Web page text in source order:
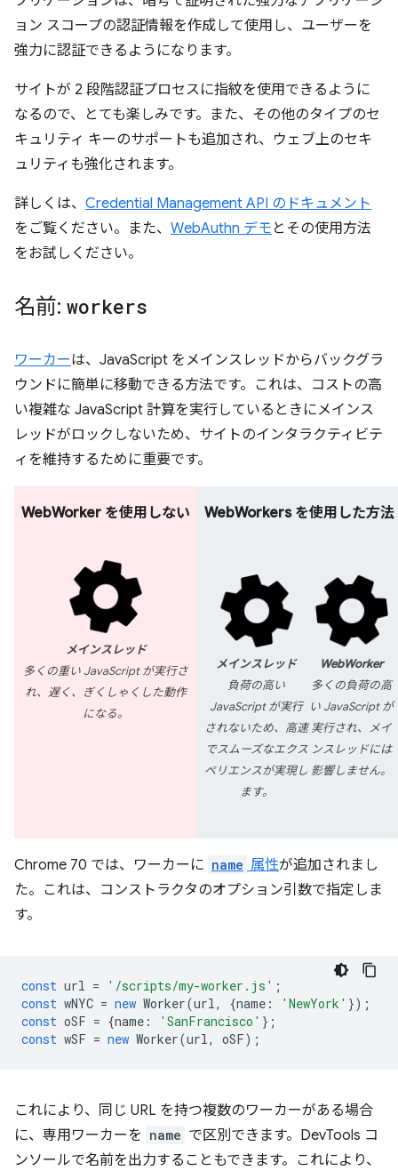
ョン スコープの認証情報を作成して使用し、ユーザーを
強力に認証できるようになります。
サイトが 2 段階認証プロセスに指紋を使用できるように
なるので、とても楽しみです。また、その他のタイプのセ
キュリティ キーのサポートも追加され、ウェブ上のセキ
ュリティも強化されます。
詳しくは、 Credential Management API のドキュメント
をご覧ください。また、 WebAuthn デモ とその使用方法
をお試しください。
名前: workers
ワーカーは、JavaScript をメインスレッドからバックグラ
ウンドに簡単に移動できる方法です。これは、コストの高
い複雑な JavaScript 計算を実行しているときにメインス
レッドがロックしないため、サイトのインタラクティビテ
ィを維持するために重要です。
WebWorker を使用しない
メインスレッド
多くの重い JavaScript が実行さ
れ、遅く、ぎくしゃくした動作
になる。
WebWorkers を使用した方法
メインスレッド
負荷の高い
JavaScript が実行
されないため、高速
でスムーズなエクス
ペリエンスが実現し
ます。
WebWorker
多くの負荷の高
い JavaScript が
実行され、メイ
ンスレッドには
影響しません。
Chrome 70 では、ワーカーに name 属性が追加されまし
た。これは、コンストラクタのオプション引数で指定しま
す。
const url = '/scripts/my-worker.js' ;
const wNYC = new Worker(url, {name : 'NewYork' });
const oSF = {name : 'SanFrancisco' };
const wSF = new Worker(url, oSF);
これにより、同じ URL を持つ複数のワーカーがある場合
に、専用ワーカーを name で区別できます。DevTools コ
ンソールで名前を出力することもできます。これにより、